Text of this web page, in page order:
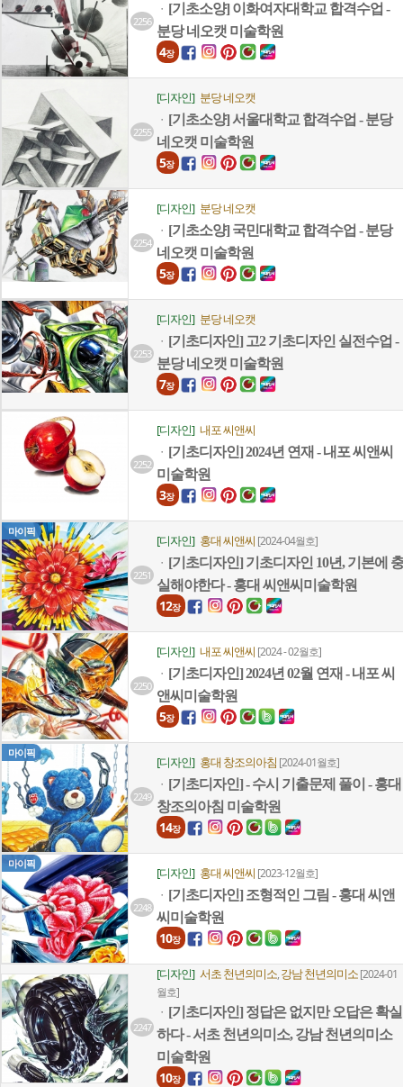
2256
ㆍ [기초소양] 이화여자대학교 합격수업 -
분당 네오캣 미술학원
4장
2255
[디자인] 분당 네오캣
ㆍ [기초소양] 서울대학교 합격수업 - 분당
네오캣 미술학원
5장
2254
[디자인] 분당 네오캣
ㆍ [기초소양] 국민대학교 합격수업 - 분당
네오캣 미술학원
5장
2253
[디자인] 분당 네오캣
ㆍ [기초디자인] 고2 기초디자인 실전수업 -
분당 네오캣 미술학원
7장
2252
[디자인] 내포 씨앤씨
ㆍ [기초디자인] 2024년 연재 - 내포 씨앤씨
미술학원
3장
마이픽
2251
[디자인] 홍대 씨앤씨 [2024-04월호]
ㆍ [기초디자인] 기초디자인 10년, 기본에 충
실해야한다 - 홍대 씨앤씨미술학원
12장
2250
[디자인] 내포 씨앤씨 [2024 - 02월호]
ㆍ [기초디자인] 2024년 02월 연재 - 내포 씨
앤씨미술학원
5장
마이픽
2249
[디자인] 홍대 창조의아침 [2024-01월호]
ㆍ [기초디자인] - 수시 기출문제 풀이 - 홍대
창조의아침 미술학원
14장
마이픽
2248
[디자인] 홍대 씨앤씨 [2023-12월호]
ㆍ [기초디자인] 조형적인 그림 - 홍대 씨앤
씨미술학원
10장
2247
[디자인] 서초 천년의미소,강남 천년의미소[2024-01
월호]
ㆍ [기초디자인] 정답은 없지만 오답은 확실
하다 - 서초 천년의미소, 강남 천년의미소
미술학원
10장